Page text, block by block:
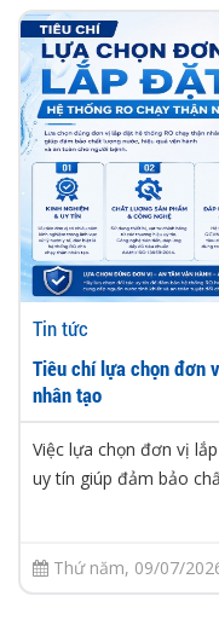
Tin tức
Tiêu chí lựa chọn đơn
nhân tạo
Việc lựa chọn đơn vị
uy tín giúp đảm bảo
Thứ năm, 09/07/